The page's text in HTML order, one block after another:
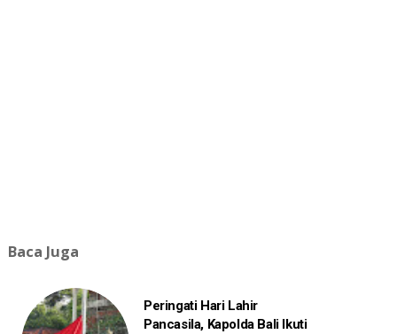
Baca Juga
Peringati Hari Lahir
Pancasila, Kapolda Bali Ikuti